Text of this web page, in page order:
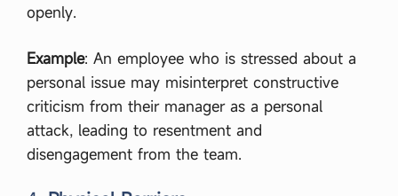
openly.
Example: An employee who is stressed about a
personal issue may misinterpret constructive
criticism from their manager as a personal
attack, leading to resentment and
disengagement from the team.